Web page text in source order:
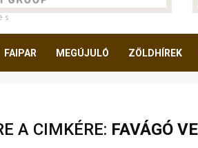
s
FAIPAR MEGÚJULÓ ZÖLDHÍREK
A CIMKÉRE: FAVÁGÓ